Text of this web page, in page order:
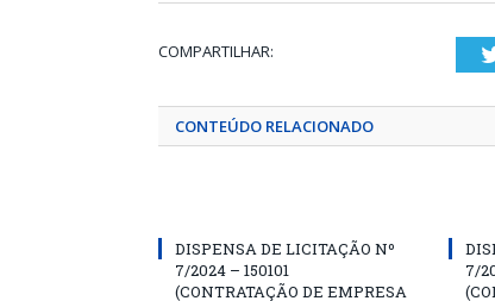
COMPARTILHAR:
CONTEÚDO RELACIONADO
DISPENSA DE LICITAÇÃO Nº
7/2024 – 150101
(CONTRATAÇÃO DE EMPRESA
7/